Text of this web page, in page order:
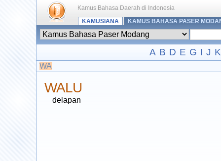
Kamus Bahasa Daerah di Indonesia
KAMUSIANA
KAMUS BAHASA PASER
A B D E G I J K
WA
WALU
delapan